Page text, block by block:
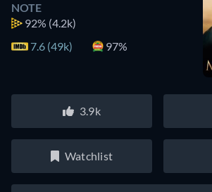
NOTE
92% (4.2k)
7.6 (49k)
97%
3.9k
Watchlist